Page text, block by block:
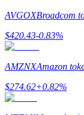
Strategi
Pelajari cara
AVGOXBroadcom
$420.43-0.83%
AMZNXAmazon
$274.62+0.82%